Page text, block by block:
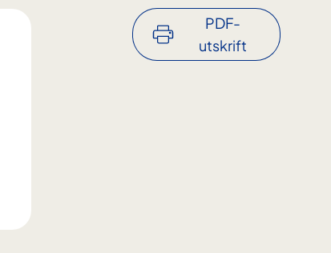
PDF-
utskrift